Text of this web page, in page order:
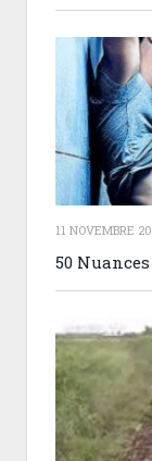
11 NOVEMBRE
50